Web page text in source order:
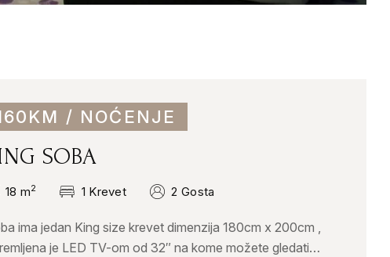
/ NOĆENJE
SOBA
18 m2 1 Krevet 2 Gosta
ima jedan King size krevet dimenzija 180cm x 200cm ,
je LED TV-om od 32″ na kome možete gledati